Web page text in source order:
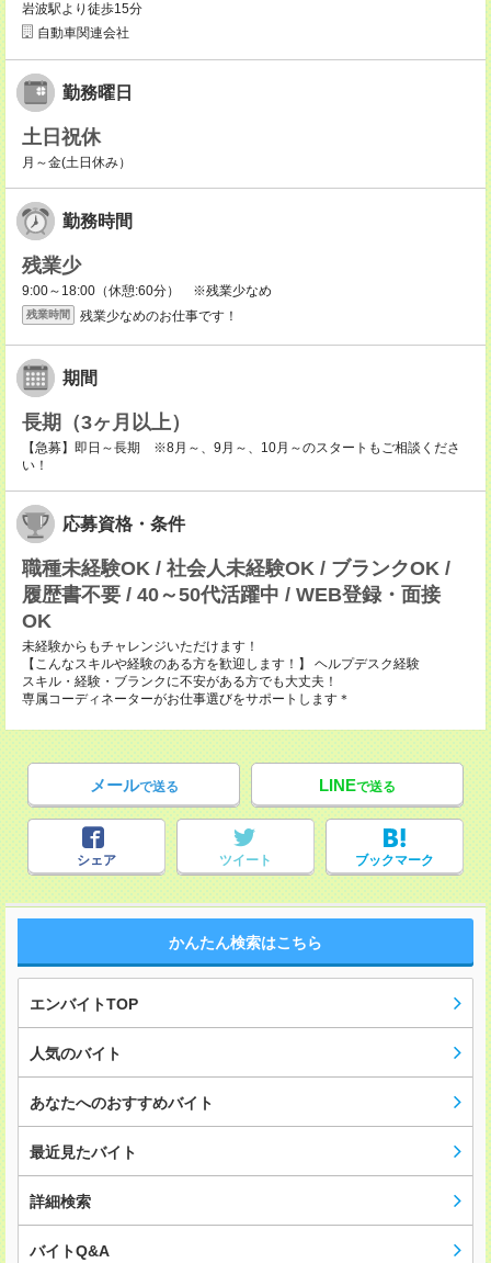
岩波駅より徒歩15分
自動車関連会社
勤務曜日
土日祝休
月～金(土日休み）
勤務時間
残業少
9:00～18:00（休憩:60分） ※残業少なめ
残業時間 残業少なめのお仕事です！
期間
長期（3ヶ月以上）
【急募】即日～長期 ※8月～、9月～、10月～のスタートもご相談くださ
い！
応募資格・条件
職種未経験OK / 社会人未経験OK / ブランクOK /
履歴書不要 / 40～50代活躍中 / WEB登録・面接
OK
未経験からもチャレンジいただけます！
【こんなスキルや経験のある方を歓迎します！】 ヘルプデスク経験
スキル・経験・ブランクに不安がある方でも大丈夫！
専属コーディネーターがお仕事選びをサポートします＊
メールで送る LINEで送る
シェア ツイート ブックマーク
かんたん検索はこちら
エンバイトTOP
人気のバイト
あなたへのおすすめバイト
最近見たバイト
詳細検索
バイトQ&A